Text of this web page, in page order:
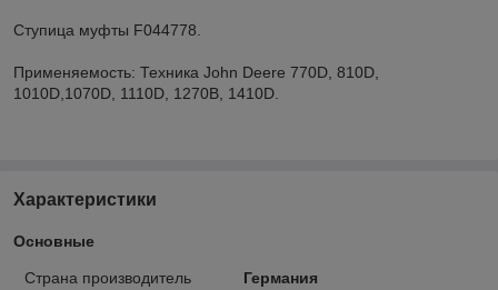
Ступица муфты F044778.
Применяемость: Техника John Deere 770D, 810D,
1010D,1070D, 1110D, 1270B, 1410D.
Характеристики
Основные
Страна производитель Германия